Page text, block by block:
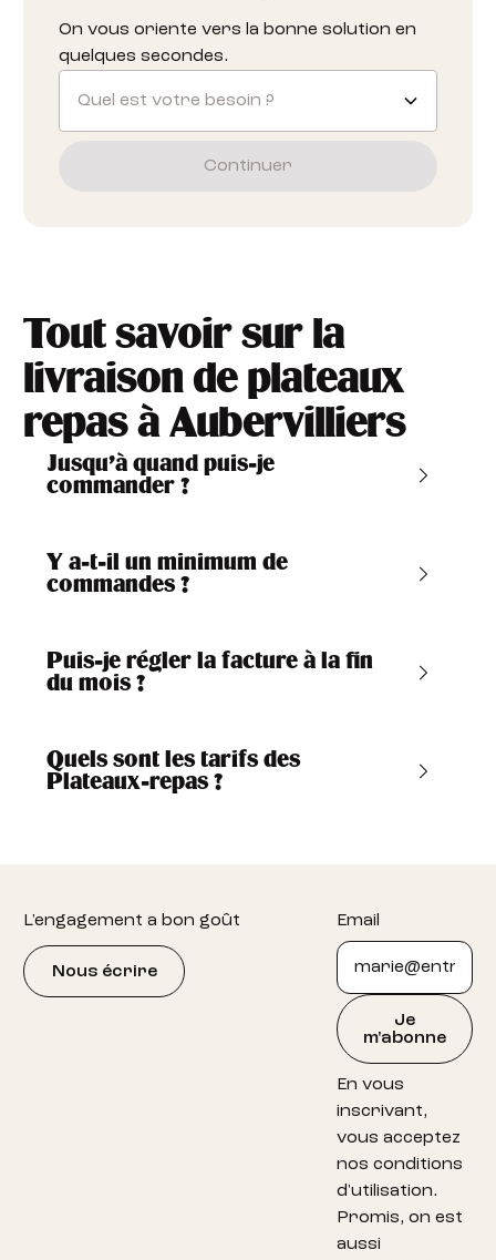
On vous oriente vers la bonne solution en
quelques secondes.
Quel est votre besoin ?
Continuer
Tout savoir sur la
livraison de plateaux
repas à Aubervilliers
Jusqu’à quand puis-je
commander ?
Y a-t-il un minimum de
commandes ?
Puis-je régler la facture à la fin
du mois ?
Quels sont les tarifs des
Plateaux-repas ?
L'engagement a bon goût
Nous écrire
Email
Je
m'abonne
En vous
inscrivant,
vous acceptez
nos conditions
d'utilisation.
Promis, on est
aussi